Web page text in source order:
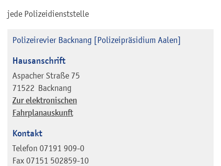
jede Polizeidienststelle
Polizeirevier Backnang [Polizeipräsidium Aalen]
Hausanschrift
Aspacher Straße 75
71522 Backnang
Zur elektronischen
Fahrplanauskunft
Kontakt
Telefon 07191 909-0
Fax 07151 502859-10